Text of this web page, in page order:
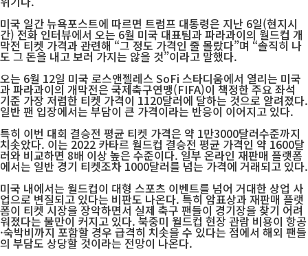
미국 일간 뉴욕포스트에 따르면 트럼프 대통령은 지난 6일(현지시
간) 전화 인터뷰에서 오는 6월 미국 대표팀과 파라과이의 월드컵 개
막전 티켓 가격과 관련해 “그 정도 가격인 줄 몰랐다”며 “솔직히 나
도 그 돈을 내고 보러 가지는 않을 것”이라고 말했다.
오는 6월 12일 미국 로스앤젤레스 SoFi 스타디움에서 열리는 미국
과 파라과이의 개막전은 국제축구연맹(FIFA)이 책정한 주요 좌석
기준 가장 저렴한 티켓 가격이 1120달러에 달하는 것으로 알려졌다.
일반 팬 입장에서는 부담이 큰 가격이라는 반응이 이어지고 있다.
특히 이번 대회 결승전 평균 티켓 가격은 약 1만3000달러수준까지
치솟았다. 이는 2022 카타르 월드컵 결승전 평균 가격인 약 1600달
러와 비교하면 8배 이상 높은 수준이다. 일부 온라인 재판매 플랫폼
에서는 일반 경기 티켓조차 1000달러를 넘는 가격에 거래되고 있다.
미국 내에서는 월드컵이 대형 스포츠 이벤트를 넘어 거대한 상업 사
업으로 변질되고 있다는 비판도 나온다. 특히 암표상과 재판매 플랫
폼이 티켓 시장을 장악하면서 실제 축구 팬들이 경기장을 찾기 어려
워졌다는 불만이 커지고 있다. 북중미 월드컵 현장 관람 비용이 항공
·숙박비까지 포함할 경우 급격히 치솟을 수 있다는 점에서 해외 팬들
의 부담도 상당할 것이라는 전망이 나온다.